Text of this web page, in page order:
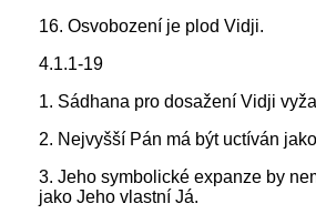
16. Osvobození je plod Vidji.
4.1.1-19
1. Sádhana pro dosažení Vidji
2. Nejvyšší Pán má být uctíván
3. Jeho symbolické expanze by
jako Jeho vlastní Já.